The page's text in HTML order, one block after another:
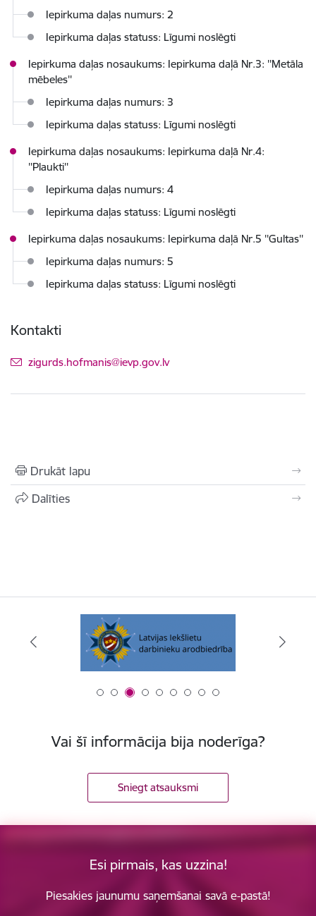
Iepirkuma daļas numurs: 2
Iepirkuma daļas statuss: Līgumi noslēgti
Iepirkuma daļas nosaukums: Iepirkuma daļā Nr.3: ''Metāla
mēbeles''
Iepirkuma daļas numurs: 3
Iepirkuma daļas statuss: Līgumi noslēgti
Iepirkuma daļas nosaukums: Iepirkuma daļā Nr.4:
''Plaukti''
Iepirkuma daļas numurs: 4
Iepirkuma daļas statuss: Līgumi noslēgti
Iepirkuma daļas nosaukums: Iepirkuma daļā Nr.5 ''Gultas''
Iepirkuma daļas numurs: 5
Iepirkuma daļas statuss: Līgumi noslēgti
Kontakti
E-pasts:
zigurds.hofmanis@ievp.gov.lv
Drukāt lapu
Dalīties
Vai šī informācija bija noderīga?
Sniegt atsauksmi
Esi pirmais, kas uzzina!
Piesakies jaunumu saņemšanai savā e-pastā!